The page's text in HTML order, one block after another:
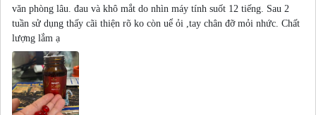
văn phòng lâu. đau và khô mắt do nhìn máy tính suốt 12 tiếng. Sau 2
tuần sử dụng thấy cãi thiện rõ ko còn uể ỏi ,tay chân đỡ mỏi nhức. Chất
lượng lắm ạ